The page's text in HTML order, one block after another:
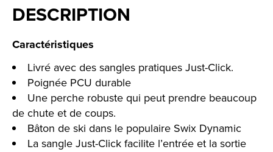
DESCRIPTION
Caractéristiques
Livré avec des sangles pratiques Just-Click.
Poignée PCU durable
Une perche robuste qui peut prendre beaucoup
de chute et de coups.
Bâton de ski dans le populaire Swix Dynamic
La sangle Just-Click facilite l’entrée et la sortie